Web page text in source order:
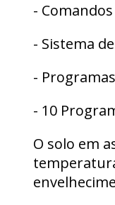
-
- Sistema
-
- 10
O solo em